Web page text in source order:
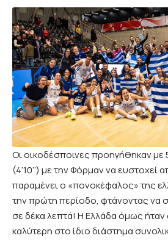
Οι οικοδέσποινες προηγήθηκαν με 5-
(4’10’’) με την Φόρμαν να ευστοχεί
παραμένει ο «πονοκέφαλος» της
την πρώτη περίοδο, φτάνοντας να
σε δέκα λεπτά! Η Ελλάδα όμως
καλύτερη στο ίδιο διάστημα